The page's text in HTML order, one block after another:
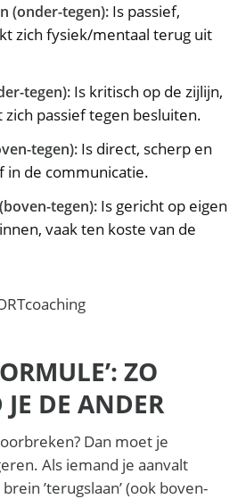
(onder-tegen): Is passief,
zich fysiek/mentaal terug uit
tegen): Is kritisch op de zijlijn,
passief tegen besluiten.
tegen): Is direct, scherp en
in de communicatie.
tegen): Is gericht op eigen
vaak ten koste van de
ZO
DE ANDER
Dan moet je
Als iemand je aanvalt
’terugslaan’ (ook boven-